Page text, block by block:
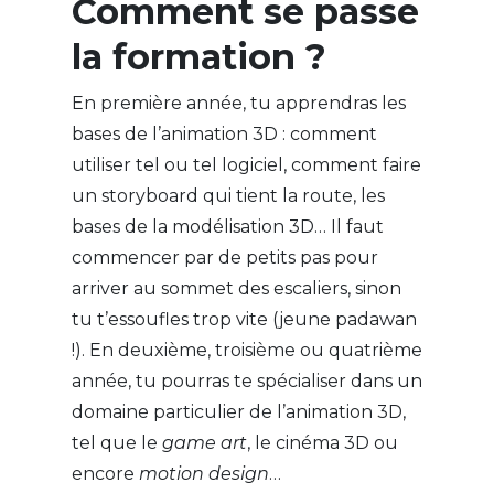
Comment se passe
la formation ?
En première année, tu apprendras les
bases de l’animation 3D : comment
utiliser tel ou tel logiciel, comment faire
un storyboard qui tient la route, les
bases de la modélisation 3D… Il faut
commencer par de petits pas pour
arriver au sommet des escaliers, sinon
tu t’essoufles trop vite (jeune padawan
!). En deuxième, troisième ou quatrième
année, tu pourras te spécialiser dans un
domaine particulier de l’animation 3D,
tel que le game art, le cinéma 3D ou
encore motion design…